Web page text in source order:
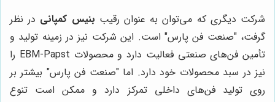
شرکت دیگری که می‌توان به عنوان رقیب بنیس کمپانی در نظر
گرفت، "صنعت فن پارس" است. این شرکت نیز در زمینه تولید و
تأمین فن‌های صنعتی فعالیت دارد و محصولات EBM-Papst را
نیز در سبد محصولات خود دارد. اما "صنعت فن پارس" بیشتر بر
روی تولید فن‌های داخلی تمرکز دارد و ممکن است تنوع